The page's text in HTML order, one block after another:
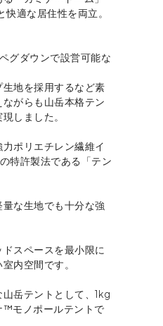
適な居住性を両立。
グダウンで設営可能な
地を採用するなど素
がらも山岳本格テン
しました。
ポリエチレン繊維イ
特許製法である「テン
な生地でも十分な強
スペースを最小限に
内空間です。
岳テントとして、1kg
™モノポールテントで